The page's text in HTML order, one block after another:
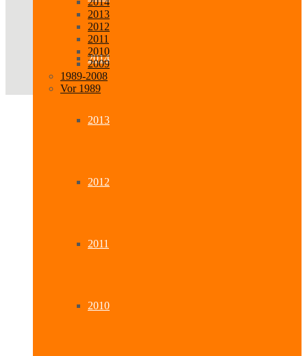
2014
2013
2012
2011
2010
2013
2012
2011
2010
2009
1989-2008
Vor 1989